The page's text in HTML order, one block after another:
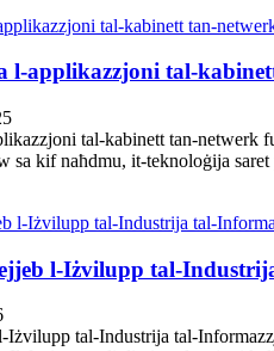
l-applikazzjoni tal-
tal-kabinett tan-
kif naħdmu, it-teknoloġija
l-Iżvilupp tal-
tal-Industrija tal-